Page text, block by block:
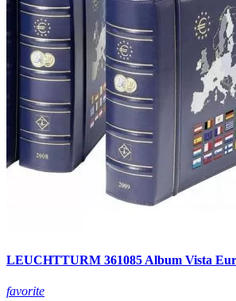
LEUCHTTURM 361085 Album Vista
favorite